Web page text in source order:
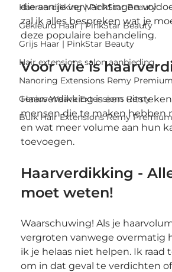
Haarverdikking | PinkStar Beauty
Gekleurd Haar | PinkStar Beauty
Grijs Haar | PinkStar Beauty
Hair extensions salon aanbieding
Nanoring Extensions Remy Premium
Genius Weave Extensions Remy
Bulk Hair Extensions Remy Premium
die aan je verwachtingen
zal ik alles bespreken wat je
deze populaire behandeling.
Voor wie is
Haarverdikking is een
mensen die te maken hebben
en wat meer volume aan hun
toevoegen.
Haarverdikking -
moet weten!
Waarschuwing! Als je
vergroten vanwege overmatig
ik je helaas niet helpen. Ik raad
om in dat geval te verdichten